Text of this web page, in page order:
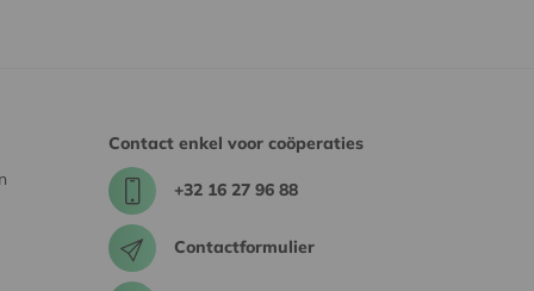
Contact enkel voor coöperaties
+32 16 27 96 88
Contactformulier